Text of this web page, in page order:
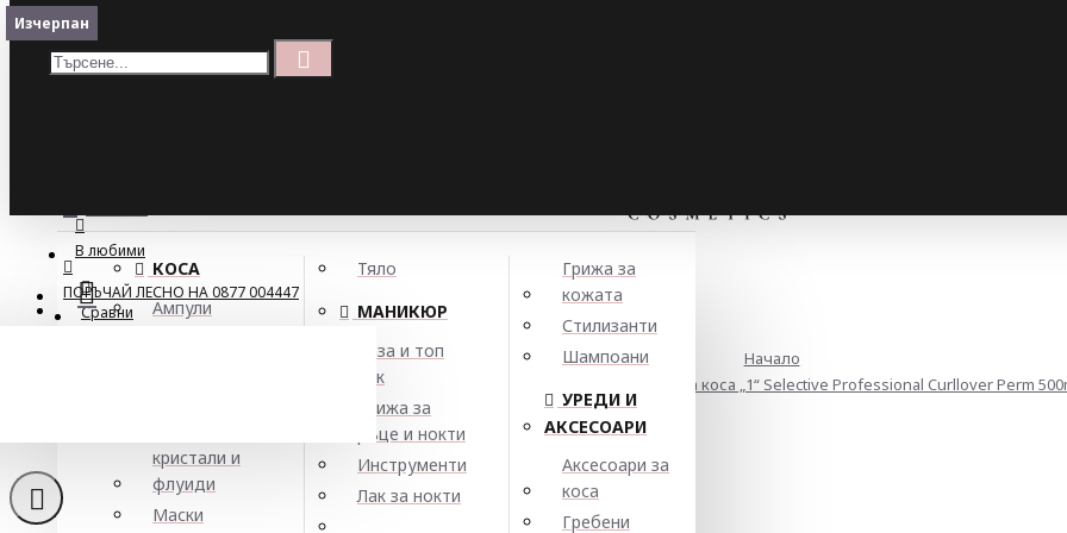
Меню
Кошница
В любими
Сравни
КОСА
Ампули
кристали и
флуиди
Маски
Тяло
МАНИКЮР
База и топ
лак
Грижа за
ръце и нокти
Инструменти
Лак за нокти
Грижа за
кожата
Стилизанти
Шампоани
УРЕДИ И
АКСЕСОАРИ
Аксесоари за
коса
Гребени
ПОРЪЧАЙ ЛЕСНО НА 0877 004447
Начало
Къдрин за нормална и тънка коса „1“ Selective Professional Curllover Perm
Изчерпан